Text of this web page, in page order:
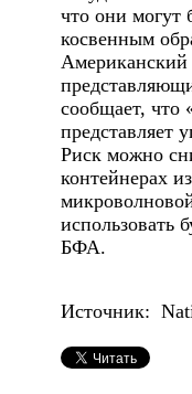
что они могут
косвенным
сообщает, что
представляет
Риск можно
контейнерах
использовать
БФА.
Источник: